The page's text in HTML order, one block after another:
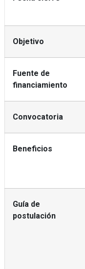
Objetivo
Fuente de
financiamiento
Convocatoria
Beneficios
Guía de
postulación